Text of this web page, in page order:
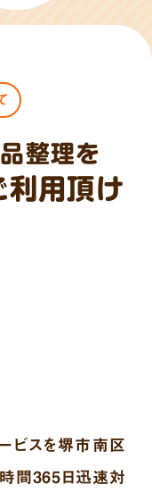
整理を
利用頂け
ビスを堺市南区
間365日迅速対